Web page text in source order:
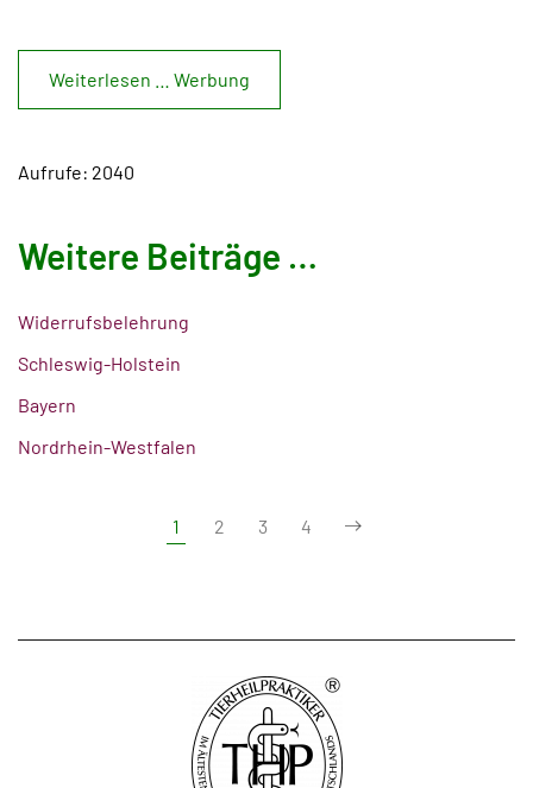
Weiterlesen … Werbung
Aufrufe: 2040
Weitere Beiträge …
Widerrufsbelehrung
Schleswig-Holstein
Bayern
Nordrhein-Westfalen
1 2 3 4